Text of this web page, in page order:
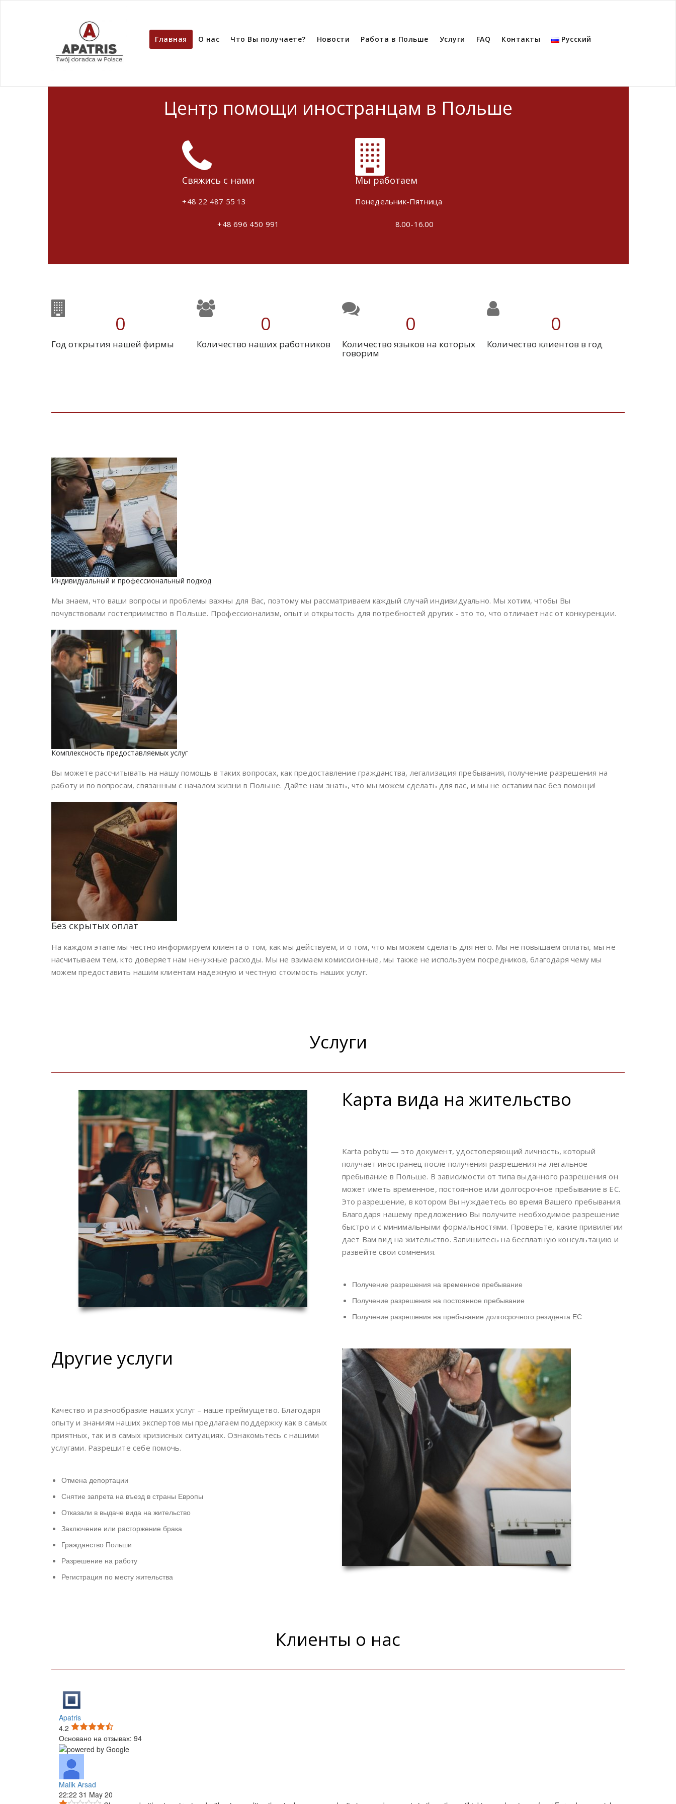
Главная О нас Что Вы получаете? Новости Работа в Польше Услуги FAQ Контакты Русский
Центр помощи иностранцам в Польше
Свяжись с нами
+48 22 487 55 13
+48 696 450 991
Мы работаем
Понедельник-Пятница
8.00-16.00
0
Год открытия нашей фирмы
0
Количество наших работников
0
Количество языков на которых
говорим
0
Количество клиентов в год
Индивидуальный и профессиональный подход
Мы знаем, что ваши вопросы и проблемы важны для Вас, поэтому мы рассматриваем каждый случай индивидуально. Мы хотим, чтобы Вы
почувствовали гостеприимство в Польше. Профессионализм, опыт и открытость для потребностей других - это то, что отличает нас от конкуренции.
Комплексность предоставляемых услуг
Вы можете рассчитывать на нашу помощь в таких вопросах, как предоставление гражданства, легализация пребывания, получение разрешения на
работу и по вопросам, связанным с началом жизни в Польше. Дайте нам знать, что мы можем сделать для вас, и мы не оставим вас без помощи!
Без скрытых оплат
На каждом этапе мы честно информируем клиента о том, как мы действуем, и о том, что мы можем сделать для него. Мы не повышаем оплаты, мы не
насчитываем тем, кто доверяет нам ненужные расходы. Мы не взимаем комиссионные, мы также не используем посредников, благодаря чему мы
можем предоставить нашим клиентам надежную и честную стоимость наших услуг.
Услуги
Карта вида на жительство
Karta pobytu — это документ, удостоверяющий личность, который
получает иностранец после получения разрешения на легальное
пребывание в Польше. В зависимости от типа выданного разрешения он
может иметь временное, постоянное или долгосрочное пребывание в ЕС.
Это разрешение, в котором Вы нуждаетесь во время Вашего пребывания.
Благодаря нашему предложению Вы получите необходимое разрешение
быстро и с минимальными формальностями. Проверьте, какие привилегии
дает Вам вид на жительство. Запишитесь на бесплатную консультацию и
развейте свои сомнения.
Получение разрешения на временное пребывание
Получение разрешения на постоянное пребывание
Получение разрешения на пребывание долгосрочного резидента ЕС
Другие услуги
Качество и разнообразие наших услуг – наше преймущетво. Благодаря
опыту и знаниям наших экспертов мы предлагаем поддержку как в самых
приятных, так и в самых кризисных ситуациях. Ознакомьтесь с нашими
услугами. Разрешите себе помочь.
Отмена депортации
Снятие запрета на въезд в страны Европы
Отказали в выдаче вида на жительство
Заключение или расторжение брака
Гражданство Польши
Разрешение на работу
Регистрация по месту жительства
Клиенты о нас
Apatris
4.2
Основано на отзывах: 94
Malik Arsad
22:22 31 May 20